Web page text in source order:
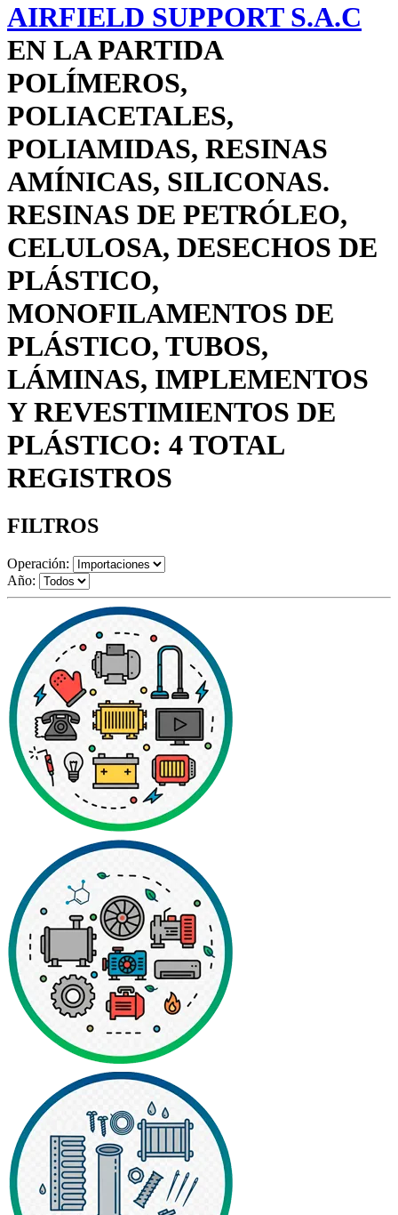
AIRFIELD SUPPORT S.A.C
EN LA PARTIDA
POLÍMEROS,
POLIACETALES,
POLIAMIDAS, RESINAS
AMÍNICAS, SILICONAS.
RESINAS DE PETRÓLEO,
CELULOSA, DESECHOS DE
PLÁSTICO,
MONOFILAMENTOS DE
PLÁSTICO, TUBOS,
LÁMINAS, IMPLEMENTOS
Y REVESTIMIENTOS DE
PLÁSTICO: 4 TOTAL
REGISTROS
FILTROS
Operación:
Año: